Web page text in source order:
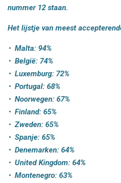
nummer 12 staan.
Het lijstje van meest
Malta: 94%
België: 74%
Luxemburg: 72%
Portugal: 68%
Noorwegen: 67%
Finland: 65%
Zweden: 65%
Spanje: 65%
Denemarken: 64%
United Kingdom: 64%
Montenegro: 63%